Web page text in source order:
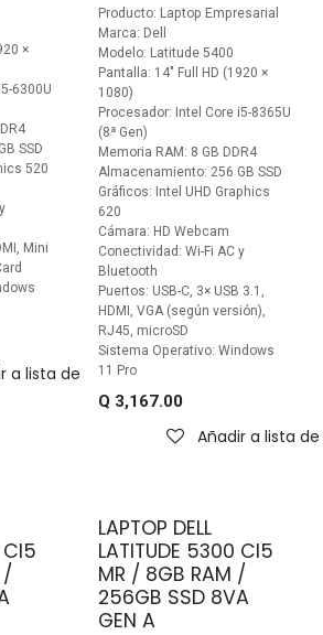
×
6300U
SSD
520
Mini
a lista de deseos
Producto: Laptop Empresarial
Marca: Dell
Modelo: Latitude 5400
Pantalla: 14" Full HD (1920 ×
1080)
Procesador: Intel Core i5-8365U
(8ª Gen)
Memoria RAM: 8 GB DDR4
Almacenamiento: 256 GB SSD
Gráficos: Intel UHD Graphics
620
Cámara: HD Webcam
Conectividad: Wi-Fi AC y
Bluetooth
Puertos: USB-C, 3× USB 3.1,
HDMI, VGA (según versión),
RJ45, microSD
Sistema Operativo: Windows
11 Pro
Q 3,167.00
Añadir a lista
CI5
/
LAPTOP DELL
LATITUDE 5300 CI5
MR / 8GB RAM /
256GB SSD 8VA
GEN A